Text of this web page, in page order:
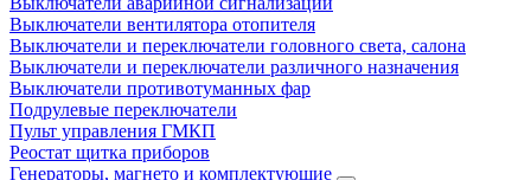
Выключатели вентилятора отопителя
Выключатели и переключатели головного света, салона
Выключатели и переключатели различного назначения
Выключатели противотуманных фар
Подрулевые переключатели
Пульт управления ГМКП
Реостат щитка приборов
Генераторы, магнето и комплектующие